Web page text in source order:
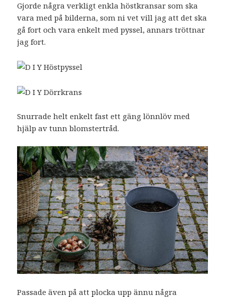
Gjorde några verkligt enkla höstkransar som ska
vara med på bilderna, som ni vet vill jag att det ska
gå fort och vara enkelt med pyssel, annars tröttnar
jag fort.
Snurrade helt enkelt fast ett gäng lönnlöv med
hjälp av tunn blomstertråd.
Passade även på att plocka upp ännu några